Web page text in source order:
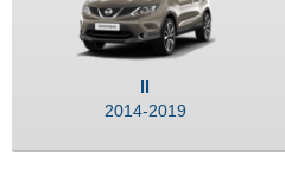
II
2014-2019